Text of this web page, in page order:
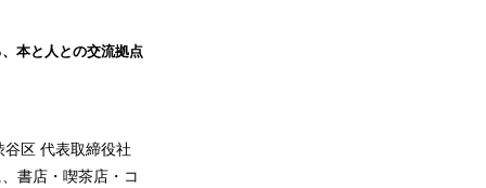
本と人との交流拠点
区 代表取締役社
書店・喫茶店・コ